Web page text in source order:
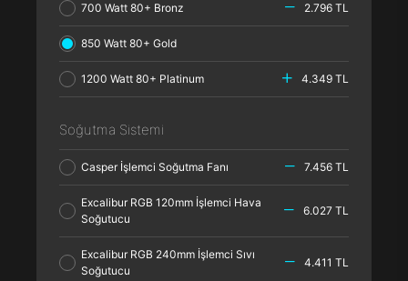
700 Watt 80+ Bronz 2.796 TL
850 Watt 80+ Gold
1200 Watt 80+ Platinum 4.349 TL
Soğutma Sistemi
Casper İşlemci Soğutma Fanı 7.456 TL
Excalibur RGB 120mm İşlemci Hava
Soğutucu
6.027 TL
Excalibur RGB 240mm İşlemci Sıvı
Soğutucu
4.411 TL